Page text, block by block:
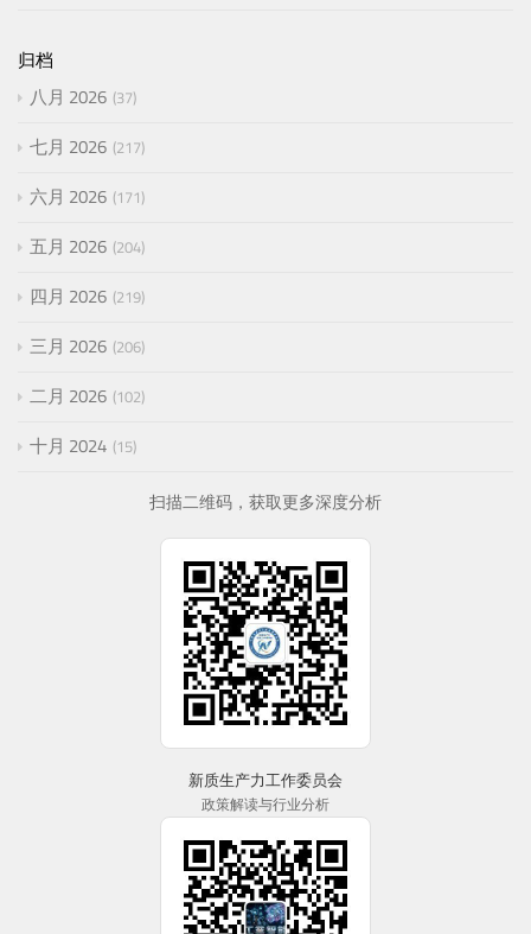
归档
八月 2026 37
七月 2026 217
六月 2026 171
五月 2026 204
四月 2026 219
三月 2026 206
二月 2026 102
十月 2024 15
扫描二维码，获取更多深度分析
新质生产力工作委员会
政策解读与行业分析